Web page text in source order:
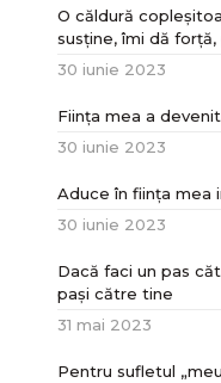
O căldură
susține, îmi dă
30 iunie 2023
Ființa mea a
30 iunie 2023
Aduce în ființa mea
30 iunie 2023
Dacă faci un pas
paşi către tine
31 mai 2023
Pentru sufletul